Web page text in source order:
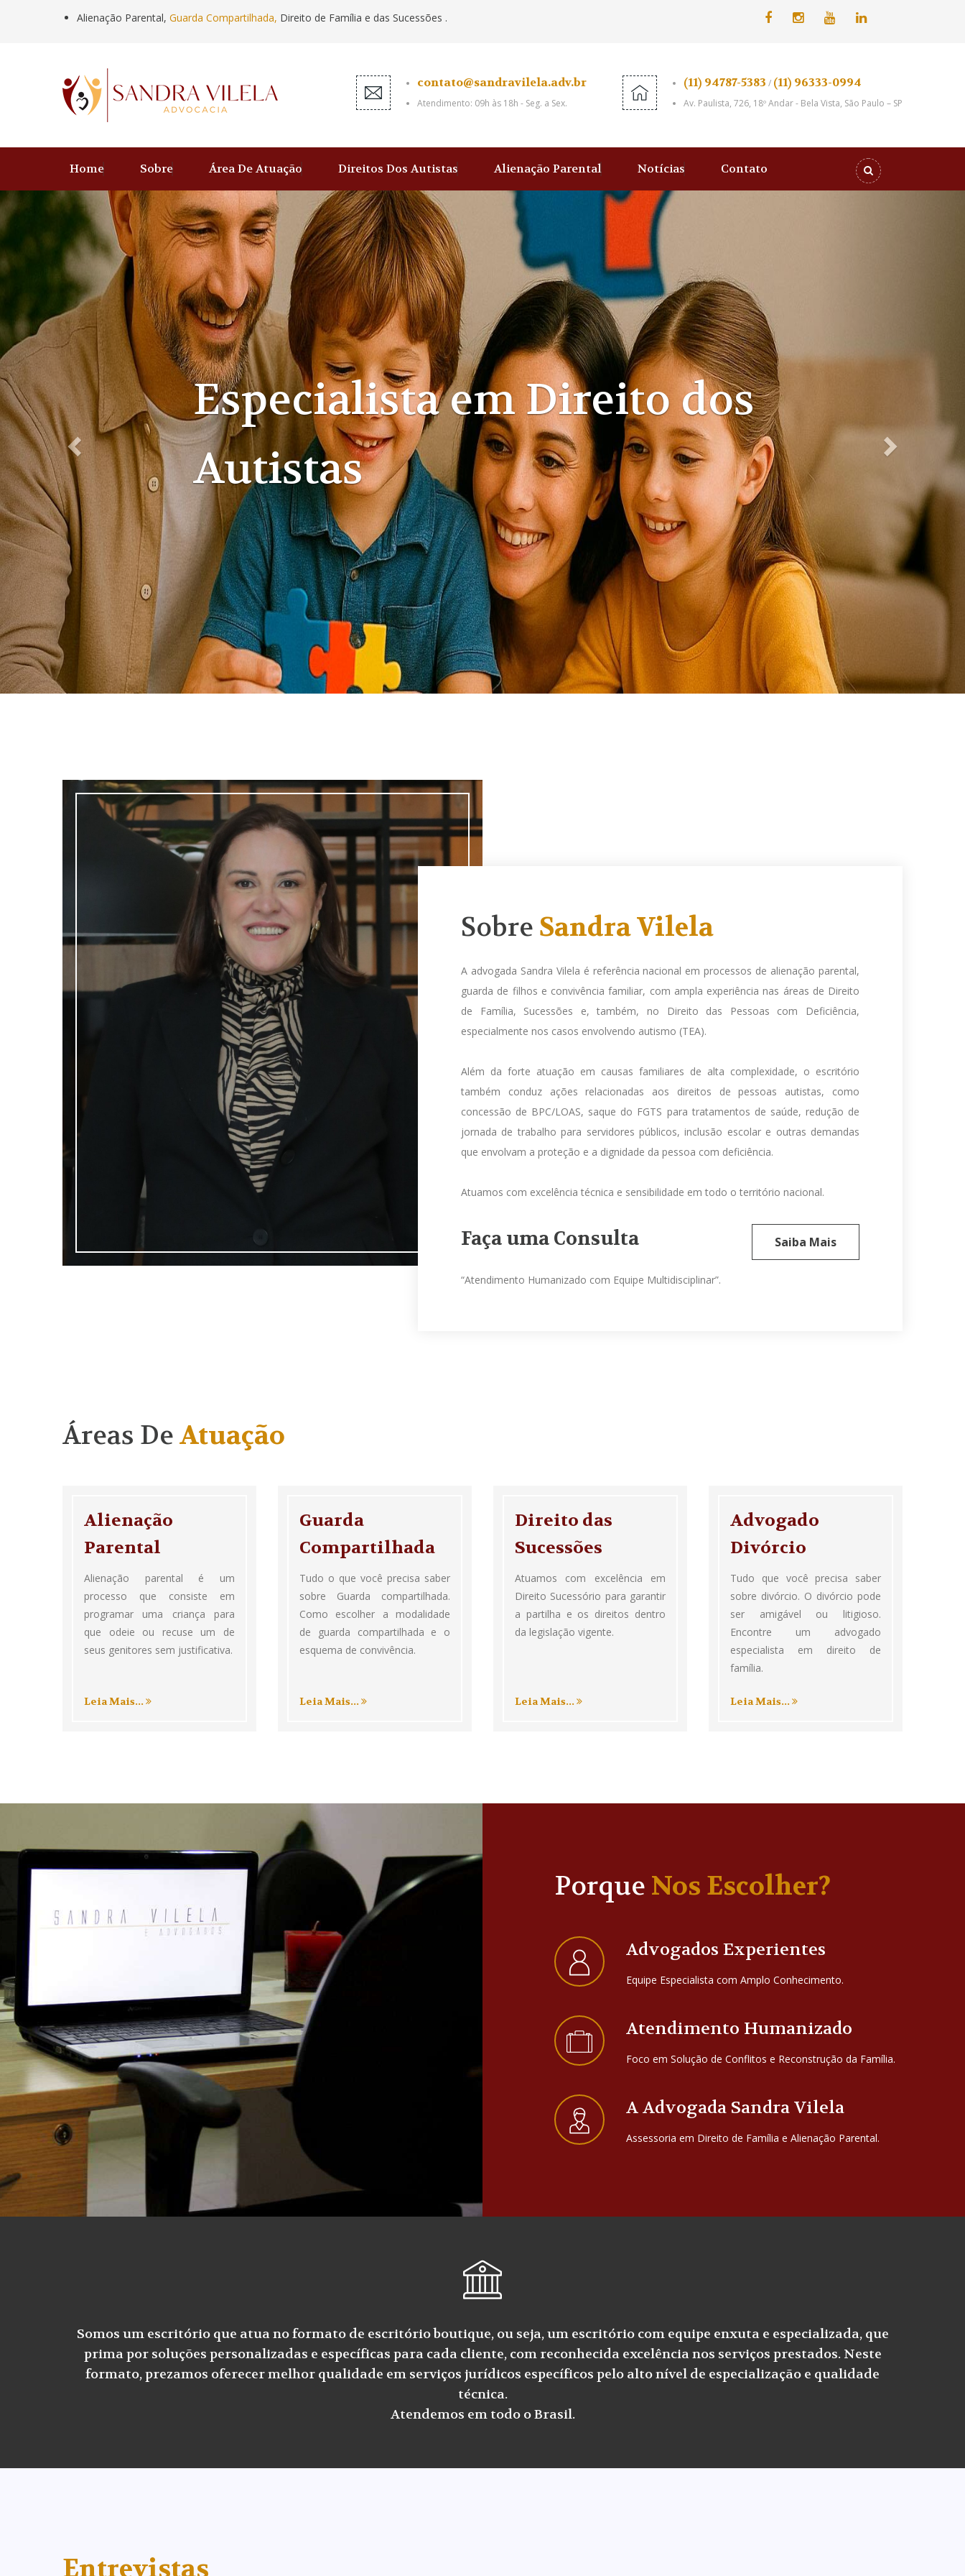
Alienação Parental, Guarda Compartilhada, Direito de Família e das Sucessões .
contato@sandravilela.adv.br
Atendimento: 09h às 18h - Seg. a Sex.
(11) 94787-5383 / (11) 96333-0994
Av. Paulista, 726, 18º Andar - Bela Vista, São Paulo – SP
Home Sobre Área De Atuação Direitos Dos Autistas Alienação Parental Notícias Contato
Especialista em Direito de
Família e Direito das
Sucessões
Anterior
Sobre Sandra Vilela
A advogada Sandra Vilela é referência nacional em processos de alienação parental,
guarda de filhos e convivência familiar, com ampla experiência nas áreas de Direito
de Família, Sucessões e, também, no Direito das Pessoas com Deficiência,
especialmente nos casos envolvendo autismo (TEA).
Além da forte atuação em causas familiares de alta complexidade, o escritório
também conduz ações relacionadas aos direitos de pessoas autistas, como
concessão de BPC/LOAS, saque do FGTS para tratamentos de saúde, redução de
jornada de trabalho para servidores públicos, inclusão escolar e outras demandas
que envolvam a proteção e a dignidade da pessoa com deficiência.
Atuamos com excelência técnica e sensibilidade em todo o território nacional.
Faça uma Consulta
“Atendimento Humanizado com Equipe Multidisciplinar”.
Saiba Mais
Áreas DeAtuação
Alienação
Parental
Alienação parental é um
processo que consiste em
programar uma criança para
que odeie ou recuse um de
seus genitores sem justificativa.
Leia Mais...
Guarda
Compartilhada
Tudo o que você precisa saber
sobre Guarda compartilhada.
Como escolher a modalidade
de guarda compartilhada e o
esquema de convivência.
Leia Mais...
Direito das
Sucessões
Atuamos com excelência em
Direito Sucessório para garantir
a partilha e os direitos dentro
da legislação vigente.
Leia Mais...
Advogado
Divórcio
Tudo que você precisa saber
sobre divórcio. O divórcio pode
ser amigável ou litigioso.
Encontre um advogado
especialista em direito de
família.
Leia Mais...
Porque Nos Escolher?
Advogados Experientes
Equipe Especialista com Amplo Conhecimento.
Atendimento Humanizado
Foco em Solução de Conflitos e Reconstrução da Família.
A Advogada Sandra Vilela
Assessoria em Direito de Família e Alienação Parental.
Somos um escritório que atua no formato de escritório boutique, ou seja, um escritório com equipe enxuta e especializada, que
prima por soluções personalizadas e específicas para cada cliente, com reconhecida excelência nos serviços prestados. Neste
formato, prezamos oferecer melhor qualidade em serviços jurídicos específicos pelo alto nível de especialização e qualidade
técnica.
Atendemos em todo o Brasil.
Entrevistas